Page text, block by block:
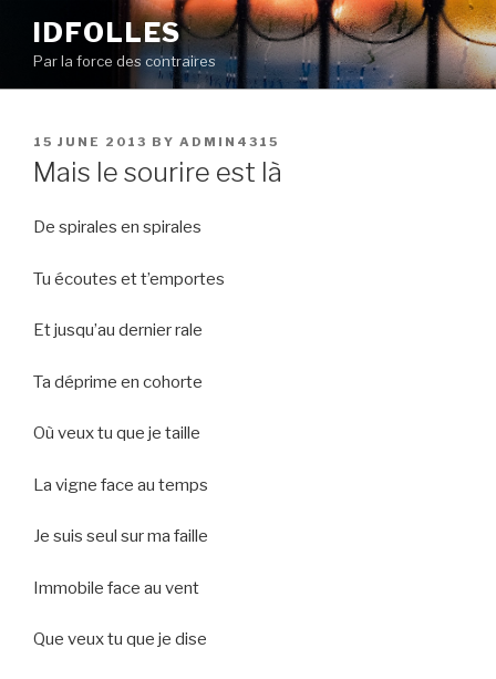
content
IDFOLLES
Par la force des contraires
POSTED
ON
15 JUNE 2013 BY ADMIN4315
Mais le sourire est là
De spirales en spirales
Tu écoutes et t’emportes
Et jusqu’au dernier rale
Ta déprime en cohorte
Où veux tu que je taille
La vigne face au temps
Je suis seul sur ma faille
Immobile face au vent
Que veux tu que je dise